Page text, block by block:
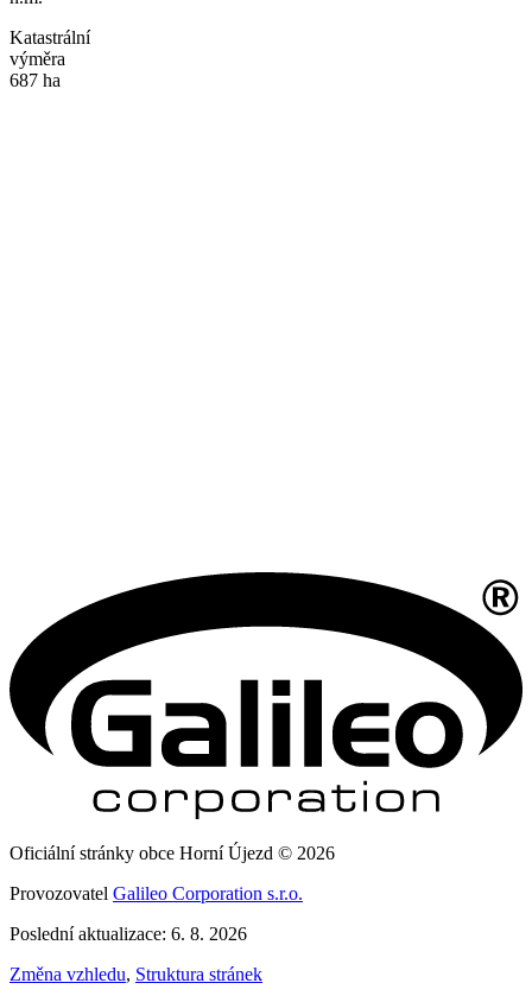
Katastrální
výměra
687 ha
Oficiální stránky obce Horní Újezd © 2026
Provozovatel Galileo Corporation s.r.o.
Poslední aktualizace: 6. 8. 2026
Změna vzhledu, Struktura stránek